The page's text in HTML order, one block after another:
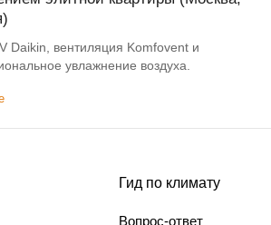
Daikin, вентиляция Komfovent и
увлажнение воздуха.
Гид по климату
Вопрос-ответ